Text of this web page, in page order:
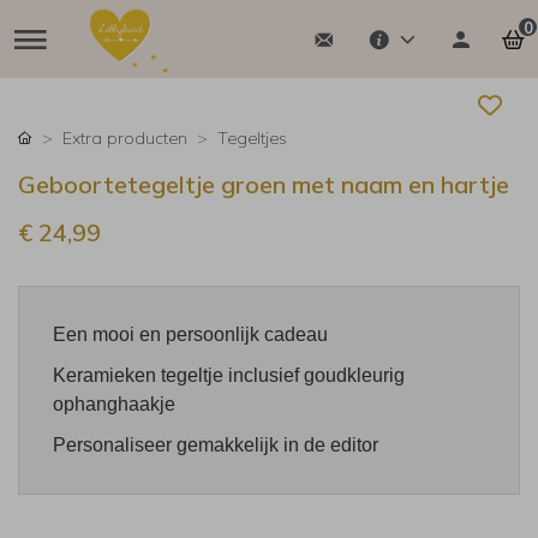
0
Extra producten Tegeltjes
Geboortetegeltje groen met naam en hartje
€ 24,99
Een mooi en persoonlijk cadeau
Keramieken tegeltje inclusief goudkleurig
ophanghaakje
Personaliseer gemakkelijk in de editor